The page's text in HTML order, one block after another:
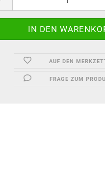
AUF DEN
FRAGE ZUM